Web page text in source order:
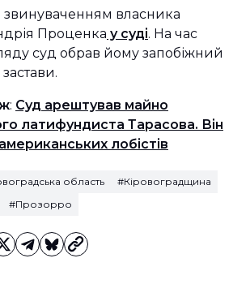
звинуваченням власника
Проценка у суді. На час
суд обрав йому запобіжний
: Суд арештував майно
латифундиста Тарасова. Він
лобістів
область
#Кіровоградщина
#Прозорро